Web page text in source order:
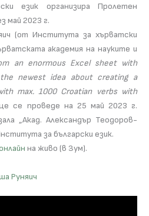
език организира Пролетен
май 2023 г.
(от Института за хърватски
академия на науките и
an enormous Excel sheet with
newest idea about creating a
max. 1000 Croatian verbs with
се проведе на 25 май 2023 г.
„Акад. Александър Теодоров-
за български език.
на живо (в Зум).
Руняич